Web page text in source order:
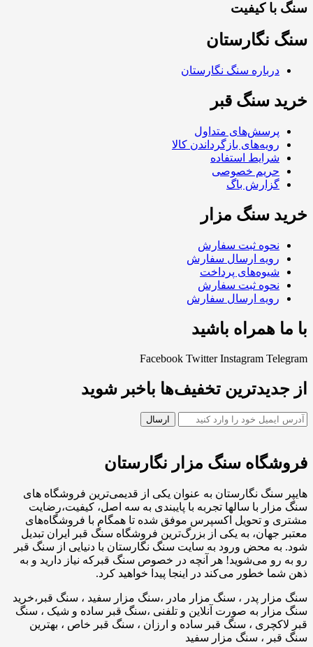
سنگ با کیفیت
سنگ نگارستان
درباره سنگ نگارستان
خرید سنگ قبر
پرسش‌های متداول
رویه‌های بازگرداندن کالا
شرایط استفاده
حریم خصوصی
گزارش باگ
خرید سنگ مزار
نحوه ثبت سفارش
رویه ارسال سفارش
شیوه‌های پرداخت
نحوه ثبت سفارش
رویه ارسال سفارش
با ما همراه باشید
Facebook Twitter Instagram Telegram
از جدیدترین تخفیف‌ها باخبر شوید
فروشگاه سنگ مزار نگارستان
هایپر سنگ نگارستان به عنوان یکی از قدیمی‌ترین فروشگاه های
سنگ مزار با سالها تجربه با پایبندی به سه اصل، کیفیت،رضایت
مشتری و تحویل اکسپرس موفق شده تا همگام با فروشگاه‌های
معتبر جهان، به یکی از بزرگ‌ترین فروشگاه سنگ قبر ایران تبدیل
شود. به محض ورود به سایت سنگ نگارستان با دنیایی از سنگ قبر
رو به رو می‌شوید! هر آنچه در خصوص سنگ قبرکه نیاز دارید و به
ذهن شما خطور می‌کند در اینجا پیدا خواهید کرد.
سنگ مزار پدر ، سنگ مزار مادر ،سنگ مزار سفید ، سنگ قبر،خرید
سنگ مزار به صورت آنلاین و تلفنی ،سنگ قبر ساده و شیک ، سنگ
قبر لاکچری ، سنگ قبر ساده و ارزان ، سنگ قبر خاص ، بهترین
سنگ قبر ، سنگ مزار سفید